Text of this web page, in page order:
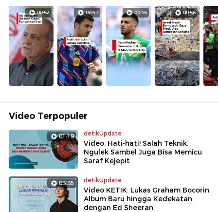
00:52 00:47 00:46 00:56
Video Terpopuler
01:19 detikUpdate
Video: Hati-hati! Salah Teknik,
Ngulek Sambel Juga Bisa Memicu
Saraf Kejepit
03:35 detikUpdate
Video KETIK: Lukas Graham Bocorin
Album Baru hingga Kedekatan
dengan Ed Sheeran